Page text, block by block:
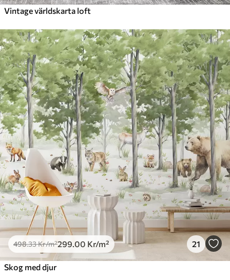
Vintage världskarta loft
498.33Kr/m²299 .00 Kr/m² 21
Skog med djur